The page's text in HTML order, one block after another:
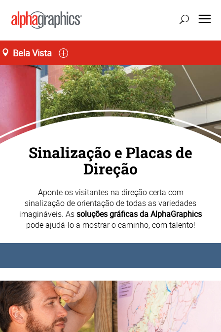
Bela Vista
Sinalização e Placas de
Direção
Aponte os visitantes na direção certa com
sinalização de orientação de todas as variedades
imagináveis. Assoluções gráficas da AlphaGraphics
pode ajudá-lo a mostrar o caminho, com talento!